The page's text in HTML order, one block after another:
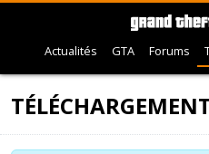
Actualités GTA Forums